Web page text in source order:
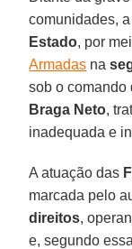
comunidades,
Estado, por
Armadas na
sob o
Braga Neto,
inadequada e
A atuação das
marcada pelo
direitos,
e, segundo